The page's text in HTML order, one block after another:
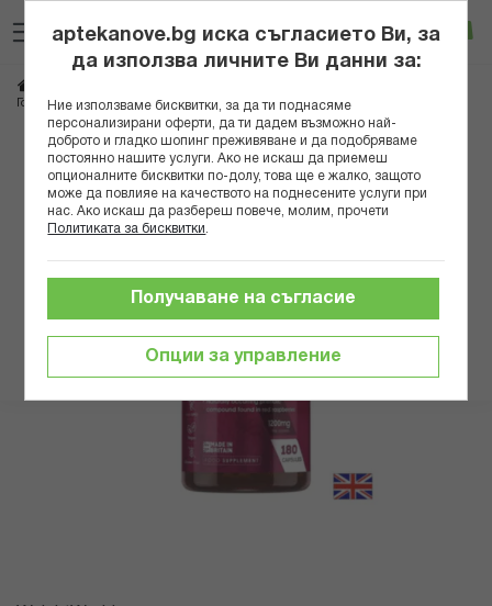
към
съдържанието
Вход
Горене на мазнини - Малинови кетони, 1200 mg х180 капсули Weight Worl
Преминете
края
aptekanove.bg иска съгласието Ви, за
да използва личните Ви данни за:
Ние използваме бисквитки, за да ти поднасяме
персонализирани оферти, да ти дадем възможно най-
доброто и гладко шопинг преживяване и да подобряваме
постоянно нашите услуги. Ако не искаш да приемеш
опционалните бисквитки по-долу, това ще е жалко, защото
може да повлияе на качеството на поднесените услуги при
нас. Ако искаш да разбереш повече, молим, прочети
Политиката за бисквитки
Опции за управление
Получаване на съгласие